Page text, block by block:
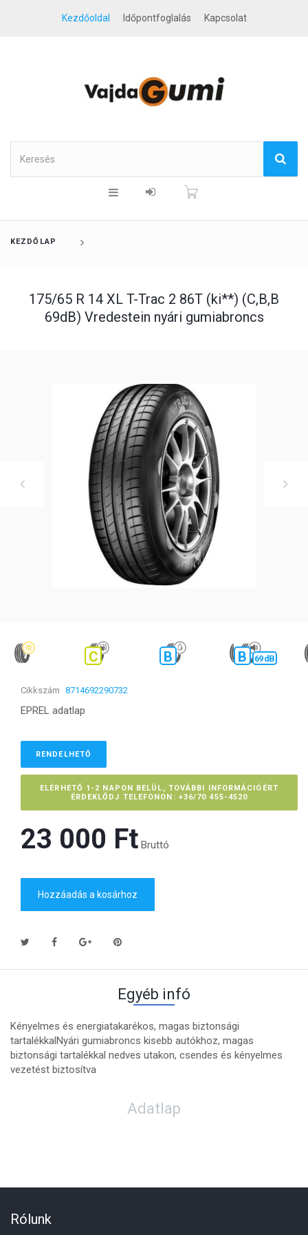
Kezdőoldal Időpontfoglalás Kapcsolat
KEZDŐLAP
175/65 R 14 XL T-Trac 2 86T (ki**) (C,B,B
69dB) Vredestein nyári gumiabroncs
C B B 69 dB
Cikkszám 8714692290732
EPREL adatlap
RENDELHETŐ
ELÉRHETŐ 1-2 NAPON BELÜL, TOVÁBBI INFORMÁCIÓÉRT
ÉRDEKLŐDJ TELEFONON: +36/70 455-4520
23 000 Ft‎ Bruttó
Hozzáadás a kosárhoz
Egyéb infó
Kényelmes és energiatakarékos, magas biztonsági
tartalékkalNyári gumiabroncs kisebb autókhoz, magas
biztonsági tartalékkal nedves utakon, csendes és kényelmes
vezetést biztosítva
Adatlap
Rólunk